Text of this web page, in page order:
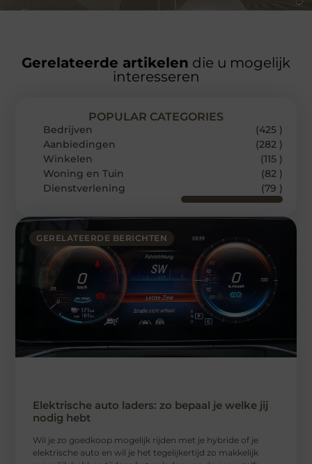
Gerelateerde artikelen die u mogelijk
interesseren
GERELATEERDE BERICHTEN
Elektrische auto laders: zo bepaal je welke jij
nodig hebt
Wil je zo goedkoop mogelijk rijden met je hybride of je
elektrische auto en wil je het tegelijkertijd zo makkelijk
POPULAR CATEGORIES
Bedrijven
(425 )
Aanbiedingen
(282 )
Winkelen
(115 )
Woning en Tuin
(82 )
Dienstverlening
(79 )